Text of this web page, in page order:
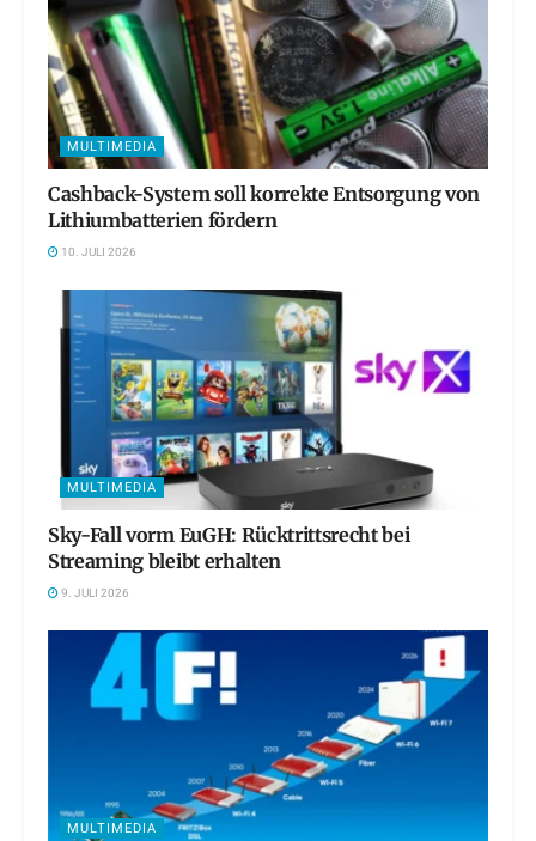
MULTIMEDIA
Cashback-System soll korrekte Entsorgung von
Lithiumbatterien fördern
10. JULI 2026
MULTIMEDIA
Sky-Fall vorm EuGH: Rücktrittsrecht bei
Streaming bleibt erhalten
9. JULI 2026
MULTIMEDIA